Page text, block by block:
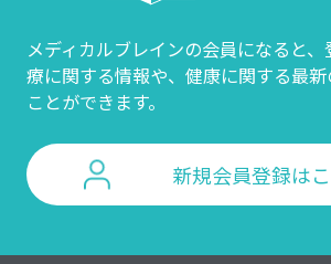
メディカルブレインの会員になると
療に関する情報や、 健康に関する最
ことができます。
新規会員登録は